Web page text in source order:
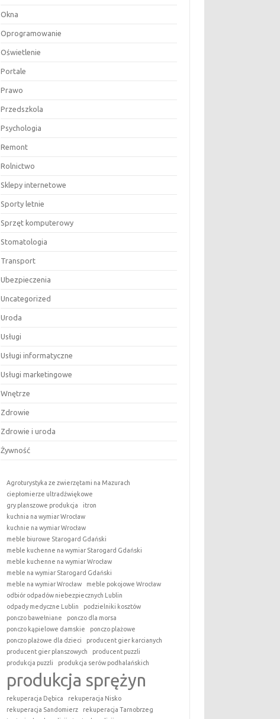
Okna
Oprogramowanie
Oświetlenie
Portale
Prawo
Przedszkola
Psychologia
Remont
Rolnictwo
Sklepy internetowe
Sporty letnie
Sprzęt komputerowy
Stomatologia
Transport
Ubezpieczenia
Uncategorized
Uroda
Usługi
Usługi informatyczne
Usługi marketingowe
Wnętrze
Zdrowie
Zdrowie i uroda
Żywność
Agroturystyka ze zwierzętami na Mazurach
ciepłomierze ultradźwiękowe
gry planszowe produkcja
itron
kuchnia na wymiar Wrocław
kuchnie na wymiar Wrocław
meble biurowe Starogard Gdański
meble kuchenne na wymiar Starogard Gdański
meble kuchenne na wymiar Wrocław
meble na wymiar Starogard Gdański
meble na wymiar Wrocław
meble pokojowe Wrocław
odbiór odpadów niebezpiecznych Lublin
odpady medyczne Lublin
podzielniki kosztów
ponczo bawełniane
ponczo dla morsa
ponczo kąpielowe damskie
ponczo plażowe
ponczo plażowe dla dzieci
producent gier karcianych
producent gier planszowych
producent puzzli
produkcja puzzli
produkcja serów podhalańskich
produkcja sprężyn
rekuperacja Dębica
rekuperacja Nisko
rekuperacja Sandomierz
rekuperacja Tarnobrzeg